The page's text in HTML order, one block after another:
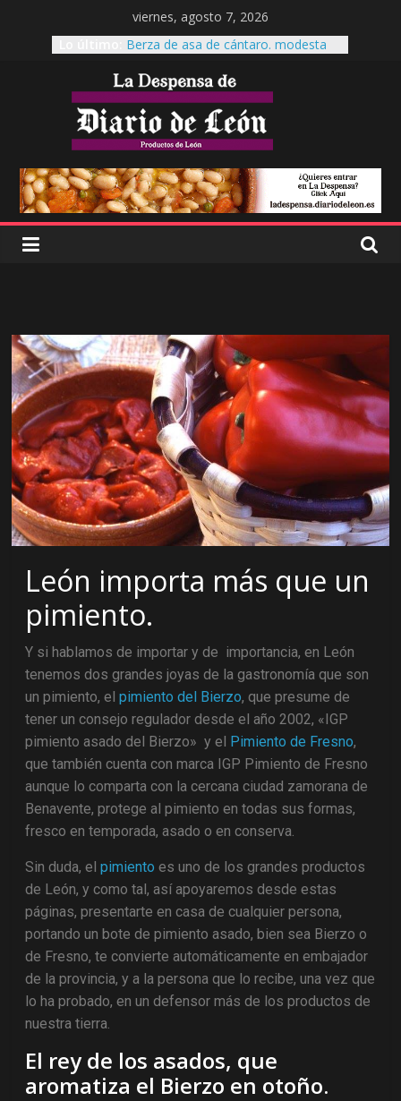
viernes, agosto 7, 2026
Berza de asa de cántaro. modesta
Cecinas Garrote
Cecinas Garrote Astorga, La cecina a
otro nivel.
Es tiempo de Productos de León
El garbanzo pico pardal, patrimonio
leonés
León importa más que un
pimiento.
Y si hablamos de importar y de importancia, en León
tenemos dos grandes joyas de la gastronomía que son
un pimiento, elpimiento del Bierzo, que presume de
tener un consejo regulador desde el año 2002, «IGP
pimiento asado del Bierzo» y el Pimiento de Fresno,
que también cuenta con marca IGP Pimiento de Fresno
aunque lo comparta con la cercana ciudad zamorana de
Benavente, protege al pimiento en todas sus formas,
fresco en temporada, asado o en conserva.
Sin duda, elpimiento es uno de los grandes productos
de León, y como tal, así apoyaremos desde estas
páginas, presentarte en casa de cualquier persona,
portando un bote de pimiento asado, bien sea Bierzo o
de Fresno, te convierte automáticamente en embajador
de la provincia, y a la persona que lo recibe, una vez que
lo ha probado, en un defensor más de los productos de
nuestra tierra.
El rey de los asados, que
aromatiza el Bierzo en otoño.